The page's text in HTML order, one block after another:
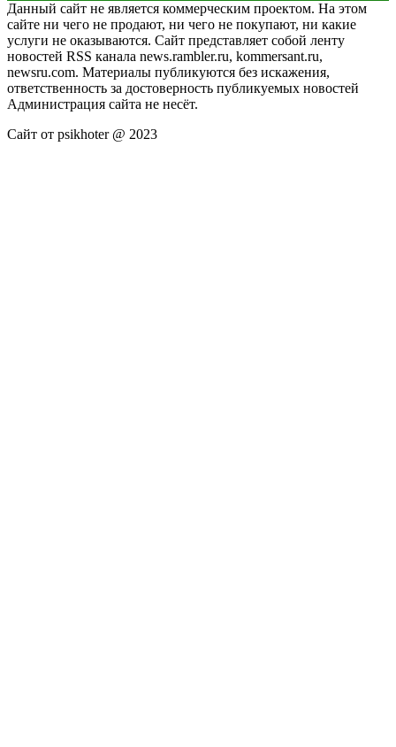
Данный сайт не является коммерческим проектом. На этом
сайте ни чего не продают, ни чего не покупают, ни какие
услуги не оказываются. Сайт представляет собой ленту
новостей RSS канала news.rambler.ru, kommersant.ru,
newsru.com. Материалы публикуются без искажения,
ответственность за достоверность публикуемых новостей
Администрация сайта не несёт.
Сайт от psikhoter @ 2023